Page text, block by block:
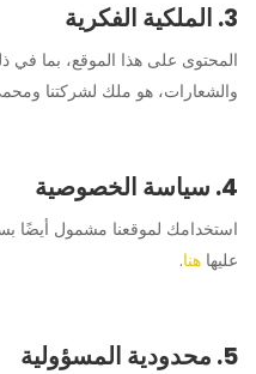
3. الملكية الفكرية
المحتوى على هذا الموقع، بما
والشعارات، هو ملك لشركتنا
4. سياسة الخصوصية
استخدامك لموقعنا مشمول أيضًا
عليها هنا.
5. محدودية المسؤولية